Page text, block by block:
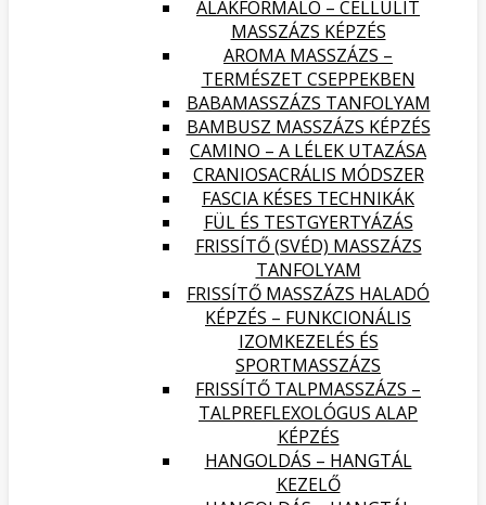
ALAKFORMÁLÓ – CELLULIT
MASSZÁZS KÉPZÉS
AROMA MASSZÁZS –
TERMÉSZET CSEPPEKBEN
BABAMASSZÁZS TANFOLYAM
BAMBUSZ MASSZÁZS KÉPZÉS
CAMINO – A LÉLEK UTAZÁSA
CRANIOSACRÁLIS MÓDSZER
FASCIA KÉSES TECHNIKÁK
FÜL ÉS TESTGYERTYÁZÁS
FRISSÍTŐ (SVÉD) MASSZÁZS
TANFOLYAM
FRISSÍTŐ MASSZÁZS HALADÓ
KÉPZÉS – FUNKCIONÁLIS
IZOMKEZELÉS ÉS
SPORTMASSZÁZS
FRISSÍTŐ TALPMASSZÁZS –
TALPREFLEXOLÓGUS ALAP
KÉPZÉS
HANGOLDÁS – HANGTÁL
KEZELŐ